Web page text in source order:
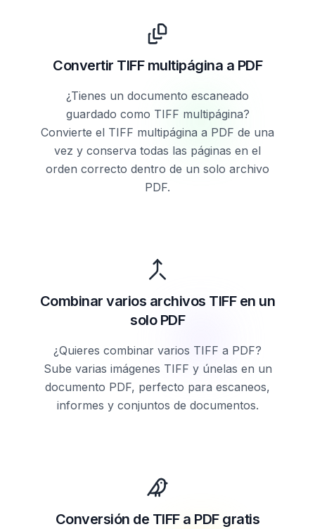
Convertir TIFF multipágina a PDF
¿Tienes un documento escaneado
guardado como TIFF multipágina?
Convierte el TIFF multipágina a PDF de una
vez y conserva todas las páginas en el
orden correcto dentro de un solo archivo
PDF.
Combinar varios archivos TIFF en un
solo PDF
¿Quieres combinar varios TIFF a PDF?
Sube varias imágenes TIFF y únelas en un
documento PDF, perfecto para escaneos,
informes y conjuntos de documentos.
Conversión de TIFF a PDF gratis